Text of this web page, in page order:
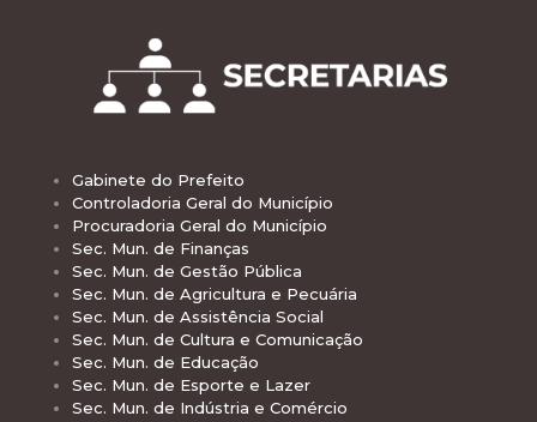
Gabinete do Prefeito
Controladoria Geral do Município
Procuradoria Geral do Município
Sec. Mun. de Finanças
Sec. Mun. de Gestão Pública
Sec. Mun. de Agricultura e Pecuária
Sec. Mun. de Assistência Social
Sec. Mun. de Cultura e Comunicação
Sec. Mun. de Educação
Sec. Mun. de Esporte e Lazer
Sec. Mun. de Indústria e Comércio